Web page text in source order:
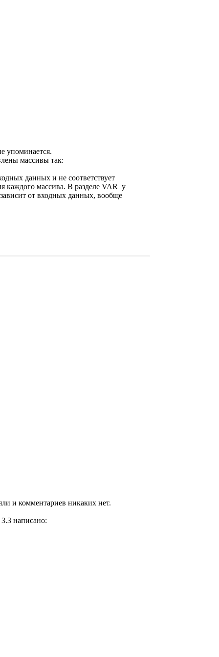
упоминается.
массивы так:
данных и не соответствует
каждого массива. В разделе VAR у
от входных данных, вообще
и комментариев никаких нет.
написано: